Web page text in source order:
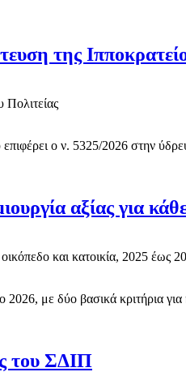
της
ο ν. 5325/2026 στην
αξίας για
με δύο βασικά κριτήρια
του ΣΔΙΠ